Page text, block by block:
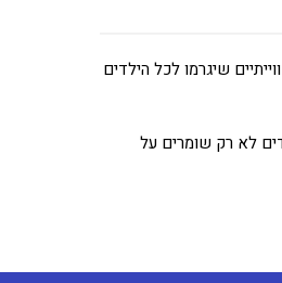
שיגרמו לכל הילדים
לא רק שומרים על